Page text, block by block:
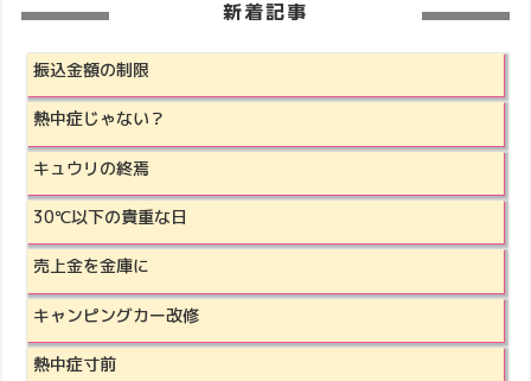
新着記事
振込金額の制限
熱中症じゃない？
キュウリの終焉
30℃以下の貴重な日
売上金を金庫に
キャンピングカー改修
熱中症寸前